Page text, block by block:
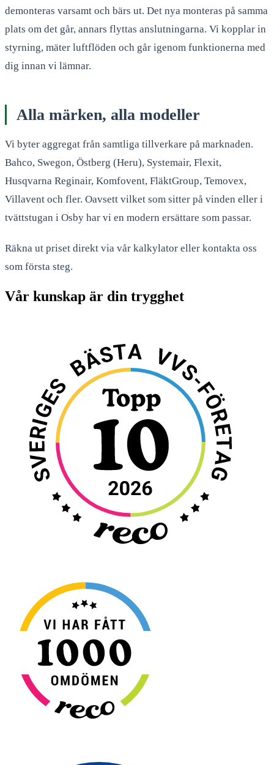
demonteras varsamt och bärs ut. Det nya monteras på samma
plats om det går, annars flyttas anslutningarna. Vi kopplar in
styrning, mäter luftflöden och går igenom funktionerna med
dig innan vi lämnar.
Alla märken, alla modeller
Vi byter aggregat från samtliga tillverkare på marknaden.
Bahco, Swegon, Östberg (Heru), Systemair, Flexit,
Husqvarna Reginair, Komfovent, FläktGroup, Temovex,
Villavent och fler. Oavsett vilket som sitter på vinden eller i
tvättstugan i Osby har vi en modern ersättare som passar.
Räkna ut priset direkt via vår kalkylator eller kontakta oss
som första steg.
Vår kunskap är din trygghet